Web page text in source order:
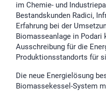
im Chemie- und
Bestandskunden Radici,
Erfahrung bei der
Biomasseanlage in Podari
Ausschreibung für die
Produktionsstandorts für
Die neue Energielösung
Biomassekessel-System